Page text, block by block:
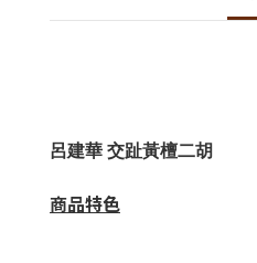
呂建華 交趾黃檀二胡
商品特色